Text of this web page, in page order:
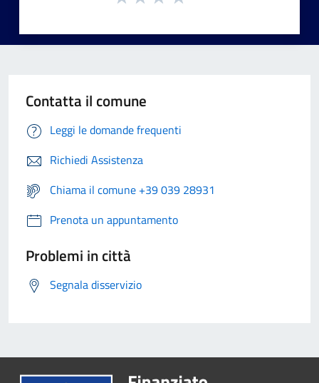
Contatta il comune
Leggi le domande frequenti
Richiedi Assistenza
Chiama il comune +39 039 28931
Prenota un appuntamento
Problemi in città
Segnala disservizio